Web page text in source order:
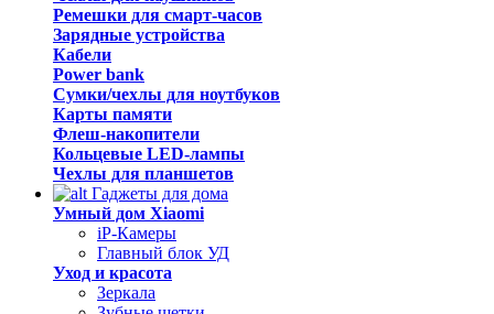
Ремешки для смарт-часов
Зарядные устройства
Кабели
Power bank
Сумки/чехлы для ноутбуков
Карты памяти
Флеш-накопители
Кольцевые LED-лампы
Чехлы для планшетов
Гаджеты для дома
Умный дом Xiaomi
iP-Камеры
Главный блок УД
Уход и красота
Зеркала